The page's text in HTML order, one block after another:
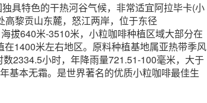
具特色的干热河谷气候，非常适宜阿拉毕卡(小
黎贡山东麓，怒江两岸，位于东径
海拔640米-3510米，小粒咖啡种植区域大部分在
1400米左右地区。原料种植基地属亚热带季风
2334.5小时，年降雨量721.51-100毫米，大于
本无霜。是世界著名的优质小粒咖啡最佳生